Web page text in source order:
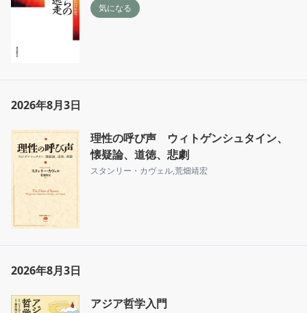
気になる
2026年8月3日
理性の呼び声 ウィトゲンシュタイン、
懐疑論、道徳、悲劇
スタンリー・カヴェル,荒畑靖宏
2026年8月3日
アジア哲学入門